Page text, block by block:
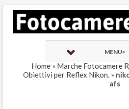
MENU>
Home » Marche Fotocamere
Obiettivi per Reflex Nikon. »
afs